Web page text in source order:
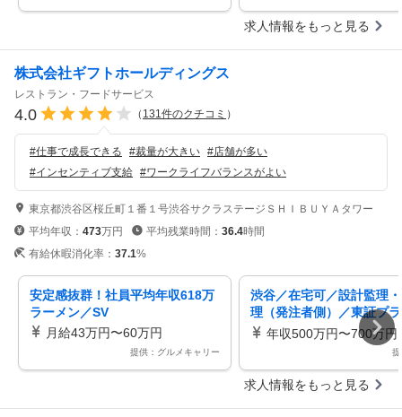
求人情報をもっと見る
株式会社ギフトホールディングス
レストラン・フードサービス
4.0 （ 131件のクチコミ ）
#仕事で成長できる #裁量が大きい #店舗が多い
#インセンティブ支給 #ワークライフバランスがよい
東京都渋谷区桜丘町１番１号渋谷サクラステージＳＨＩＢＵＹＡタワー
平均年収： 473万円 平均残業時間： 36.4時間
有給休暇消化率： 37.1%
安定感抜群！社員平均年収618万
ラーメン／SV
月給43万円〜60万円
提供：グルメキャリー
渋谷／在宅可／設計監理
理（発注者側）／東証プ
「町田商店」展開／残業
年収500万円〜700万円
求人情報をもっと見る